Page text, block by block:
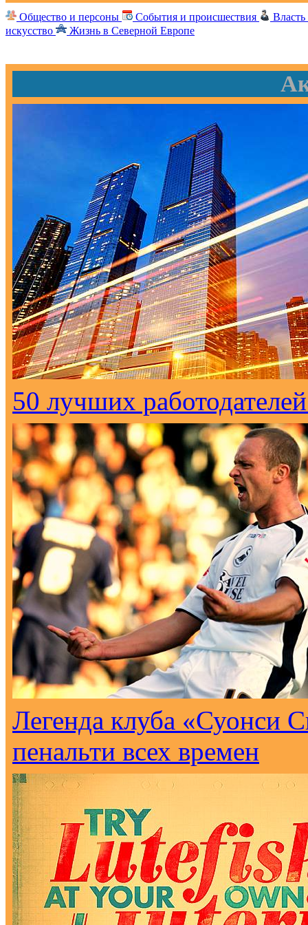
Общество и персоны События и происшествия
искусство
Жизнь в Северной Европе
50 лучших
Легенда клуба «Суонси
пенальти всех времен